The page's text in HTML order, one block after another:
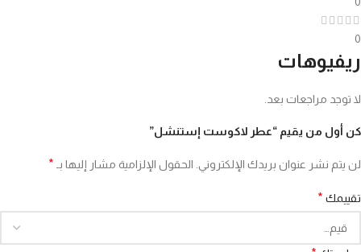
0
ريفيوهات
لا توجد مراجعات بعد.
كن أول من يقيم “عطر لاكوست إستنشل”
لن يتم نشر عنوان بريدك الإلكتروني. الحقول الإلزامية مشار إليها بـ *
تقييمك *